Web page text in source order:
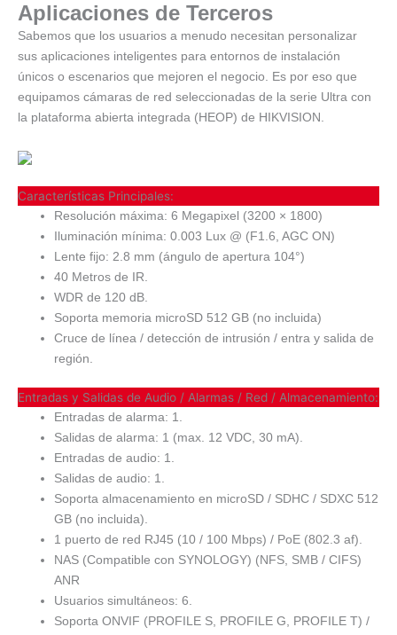
Aplicaciones de Terceros
Sabemos que los usuarios a menudo necesitan personalizar
sus aplicaciones inteligentes para entornos de instalación
únicos o escenarios que mejoren el negocio. Es por eso que
equipamos cámaras de red seleccionadas de la serie Ultra con
la plataforma abierta integrada (HEOP) de HIKVISION.
Características Principales:
Resolución máxima: 6 Megapixel (3200 × 1800)
Iluminación mínima: 0.003 Lux @ (F1.6, AGC ON)
Lente fijo: 2.8 mm (ángulo de apertura 104°)
40 Metros de IR.
WDR de 120 dB.
Soporta memoria microSD 512 GB (no incluida)
Cruce de línea / detección de intrusión / entra y salida de
región.
Entradas y Salidas de Audio / Alarmas / Red / Almacenamiento:
Entradas de alarma: 1.
Salidas de alarma: 1 (max. 12 VDC, 30 mA).
Entradas de audio: 1.
Salidas de audio: 1.
Soporta almacenamiento en microSD / SDHC / SDXC 512
GB (no incluida).
1 puerto de red RJ45 (10 / 100 Mbps) / PoE (802.3 af).
NAS (Compatible con SYNOLOGY) (NFS, SMB / CIFS)
ANR
Usuarios simultáneos: 6.
Soporta ONVIF (PROFILE S, PROFILE G, PROFILE T) /